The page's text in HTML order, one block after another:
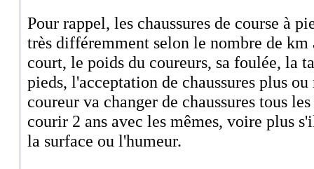
Pour rappel, les chaussures de course à
très différemment selon le nombre de
court, le poids du coureurs, sa foulée, la
pieds, l'acceptation de chaussures plus
coureur va changer de chaussures tous
courir 2 ans avec les mêmes, voire plus
la surface ou l'humeur.